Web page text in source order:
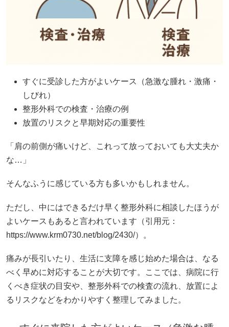
すぐに受診した方がよいケース（急激な腫れ・激痛・
しびれ）
整形外科での検査・治療の例
放置のリスクと早期対応の重要性
「肩の前側が痛いけど、これって放っておいても大丈夫か
な…」
そんなふうに感じている方も多いかもしれません。
ただし、中にはできるだけ早く整形外科に相談したほうが
よいケースもあると言われています（引用元：
https://www.krm0730.net/blog/2430/）。
痛みが長引いたり、生活に支障を感じ始めた場合は、なる
べく早めに対応することが大切です。ここでは、病院に行
くべき症状の目安や、整形外科での検査の流れ、放置によ
るリスクなどをわかりやすく整理してみました。